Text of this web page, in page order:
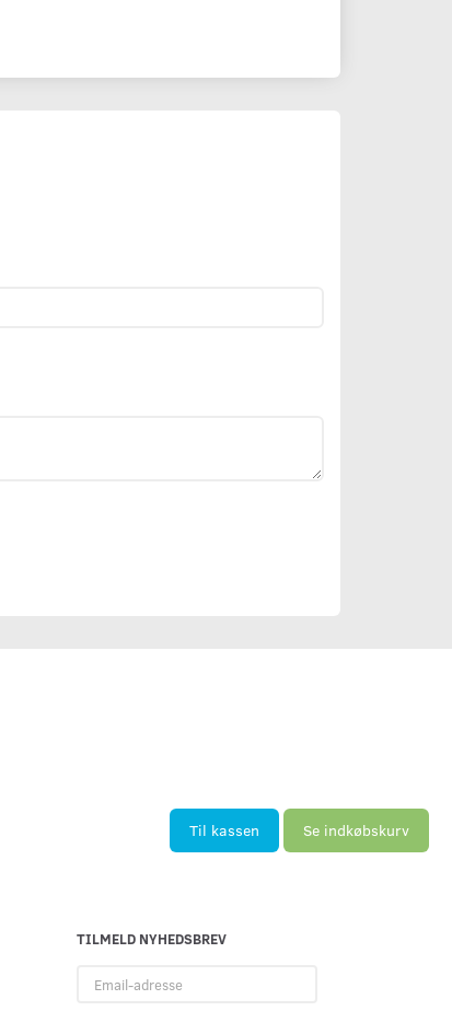
Til kassen Se indkøbskurv
TILMELD NYHEDSBREV
adresse